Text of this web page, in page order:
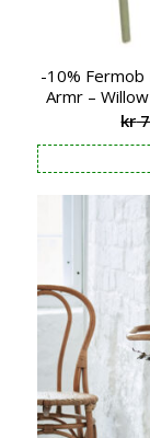
-10% Fermob
Armr –
kr